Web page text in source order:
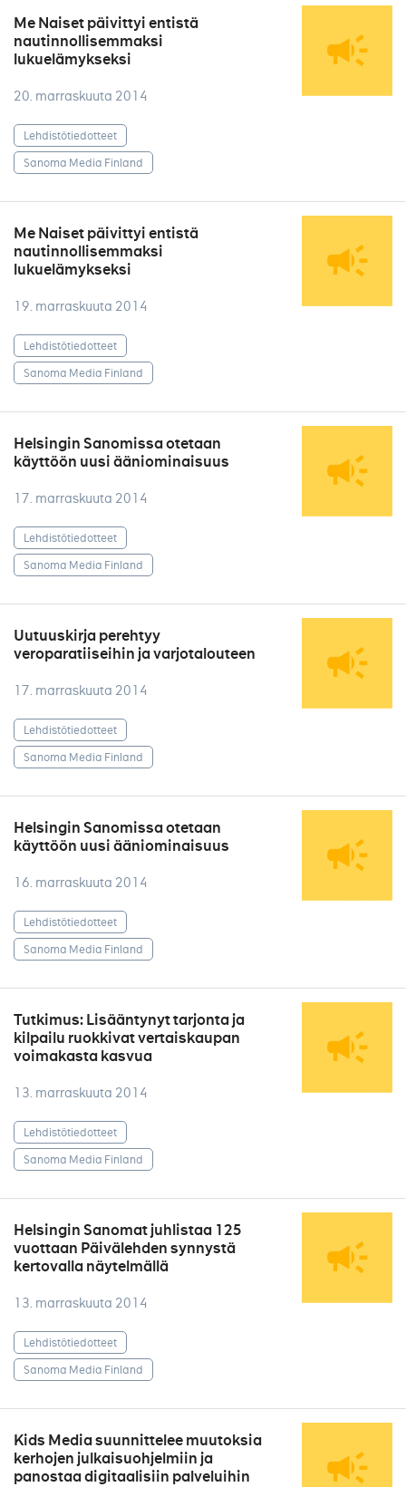
Me Naiset päivittyi entistä
nautinnollisemmaksi
lukuelämykseksi
20. marraskuuta 2014
Lehdistötiedotteet
Sanoma Media Finland
Me Naiset päivittyi entistä
nautinnollisemmaksi
lukuelämykseksi
19. marraskuuta 2014
Lehdistötiedotteet
Sanoma Media Finland
Helsingin Sanomissa otetaan
käyttöön uusi ääniominaisuus
17. marraskuuta 2014
Lehdistötiedotteet
Sanoma Media Finland
Uutuuskirja perehtyy
veroparatiiseihin ja varjotalouteen
17. marraskuuta 2014
Lehdistötiedotteet
Sanoma Media Finland
Helsingin Sanomissa otetaan
käyttöön uusi ääniominaisuus
16. marraskuuta 2014
Lehdistötiedotteet
Sanoma Media Finland
Tutkimus: Lisääntynyt tarjonta ja
kilpailu ruokkivat vertaiskaupan
voimakasta kasvua
13. marraskuuta 2014
Lehdistötiedotteet
Sanoma Media Finland
Helsingin Sanomat juhlistaa 125
vuottaan Päivälehden synnystä
kertovalla näytelmällä
13. marraskuuta 2014
Lehdistötiedotteet
Sanoma Media Finland
Kids Media suunnittelee muutoksia
kerhojen julkaisuohjelmiin ja
panostaa digitaalisiin palveluihin